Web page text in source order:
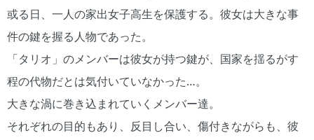
或る日、一人の家出女子高生を保護する。彼女は大きな事
件の鍵を握る人物であった。
「タリオ」のメンバーは彼女が持つ鍵が、国家を揺るがす
程の代物だとは気付いていなかった…。
大きな渦に巻き込まれていくメンバー達。
それぞれの目的もあり、反目し合い、傷付きながらも、彼